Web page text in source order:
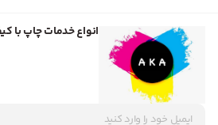
انواع خدمات چاپ با